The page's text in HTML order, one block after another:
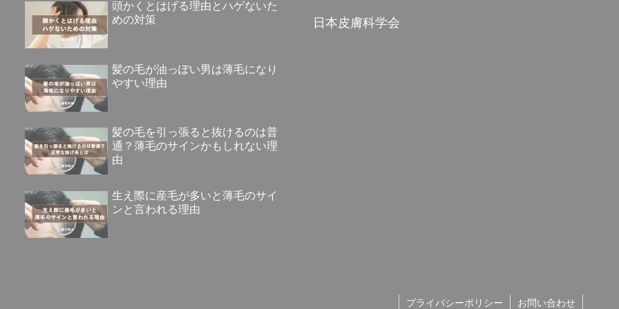
頭かくとはげる理由とハゲないた
めの対策
髪の毛が油っぽい男は薄毛になり
やすい理由
髪の毛を引っ張ると抜けるのは普
通？薄毛のサインかもしれない理
由
生え際に産毛が多いと薄毛のサイ
ンと言われる理由
日本皮膚科学会
プライバシーポリシー お問い合わせ